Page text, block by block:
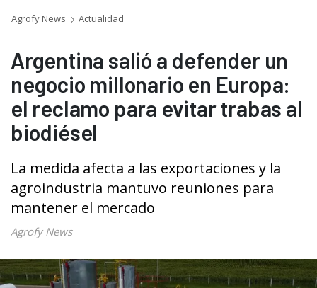
Agrofy News Actualidad
Argentina salió a defender un
negocio millonario en Europa:
el reclamo para evitar trabas al
biodiésel
La medida afecta a las exportaciones y la
agroindustria mantuvo reuniones para
mantener el mercado
Agrofy News